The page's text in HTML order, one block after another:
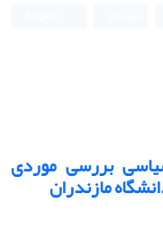
بررسی موردی
مازندران